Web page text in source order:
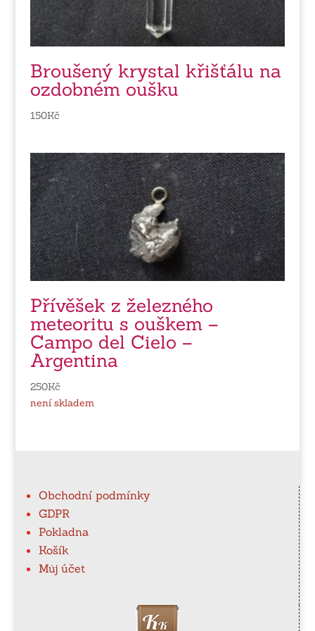
Broušený krystal křišťálu na
ozdobném oušku
150Kč
Přívěšek z železného
meteoritu s ouškem –
Campo del Cielo –
Argentina
250Kč
není skladem
Obchodní podmínky
GDPR
Pokladna
Košík
Můj účet